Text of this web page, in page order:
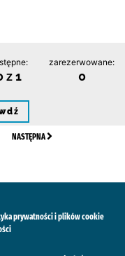
z 1
zarezerwowane:
0
NASTĘPNA
prywatności i plików cookie